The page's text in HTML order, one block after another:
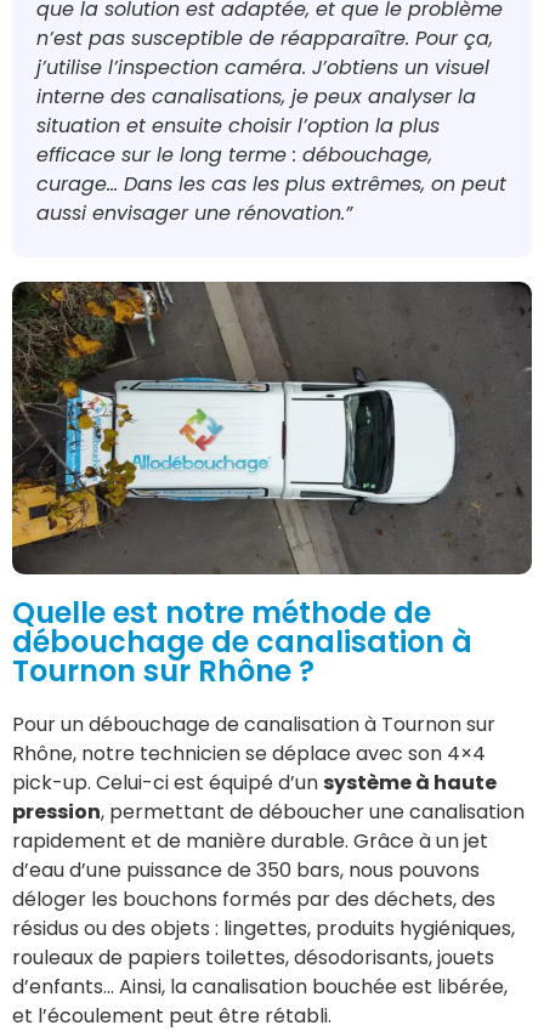
que la solution est adaptée, et que le problème
n’est pas susceptible de réapparaître. Pour ça,
j’utilise l’inspection caméra. J’obtiens un visuel
interne des canalisations, je peux analyser la
situation et ensuite choisir l’option la plus
efficace sur le long terme : débouchage,
curage… Dans les cas les plus extrêmes, on peut
aussi envisager une rénovation.”
Quelle est notre méthode de
débouchage de canalisation à
Tournon sur Rhône ?
Pour un débouchage de canalisation à Tournon sur
Rhône, notre technicien se déplace avec son 4×4
pick-up. Celui-ci est équipé d’unsystème à haute
pression, permettant de déboucher une canalisation
rapidement et de manière durable. Grâce à un jet
d’eau d’une puissance de 350 bars, nous pouvons
déloger les bouchons formés par des déchets, des
résidus ou des objets : lingettes, produits hygiéniques,
rouleaux de papiers toilettes, désodorisants, jouets
d’enfants… Ainsi, la canalisation bouchée est libérée,
et l’écoulement peut être rétabli.